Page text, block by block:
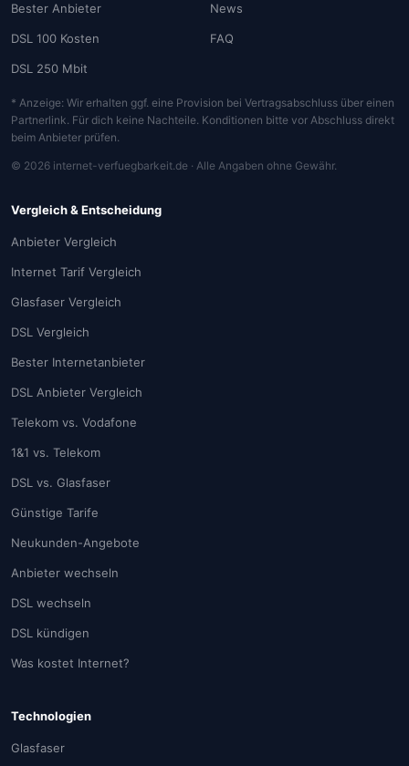
Bester Anbieter
DSL 100 Kosten
DSL 250 Mbit
News
FAQ
* Anzeige: Wir erhalten ggf. eine Provision bei Vertragsabschluss über einen
Partnerlink. Für dich keine Nachteile. Konditionen bitte vor Abschluss direkt
beim Anbieter prüfen.
© 2026 internet-verfuegbarkeit.de · Alle Angaben ohne Gewähr.
Vergleich & Entscheidung
Anbieter Vergleich
Internet Tarif Vergleich
Glasfaser Vergleich
DSL Vergleich
Bester Internetanbieter
DSL Anbieter Vergleich
Telekom vs. Vodafone
1&1 vs. Telekom
DSL vs. Glasfaser
Günstige Tarife
Neukunden-Angebote
Anbieter wechseln
DSL wechseln
DSL kündigen
Was kostet Internet?
Technologien
Glasfaser